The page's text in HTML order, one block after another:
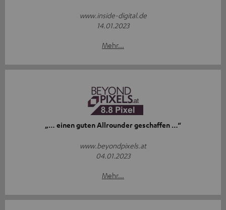
www.inside-digital.de
14.01.2023
Mehr...
„… einen guten Allrounder geschaffen …“
www.beyondpixels.at
04.01.2023
Mehr...